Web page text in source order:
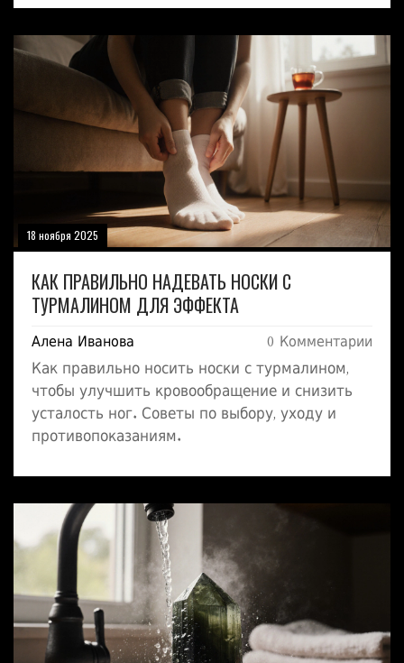
состояниях. Безопасные альтернативы тоже
есть.
18 ноября 2025
КАК ПРАВИЛЬНО НАДЕВАТЬ НОСКИ С
ТУРМАЛИНОМ ДЛЯ ЭФФЕКТА
Алена Иванова 0 Комментарии
Как правильно носить носки с турмалином,
чтобы улучшить кровообращение и снизить
усталость ног. Советы по выбору, уходу и
противопоказаниям.